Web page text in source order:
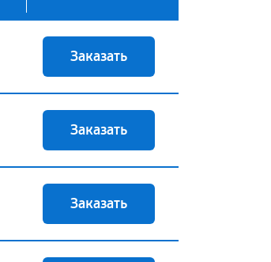
Заказать
Заказать
Заказать